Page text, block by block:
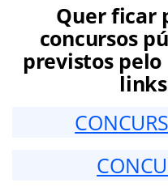
Quer ficar
concursos
previstos pelo